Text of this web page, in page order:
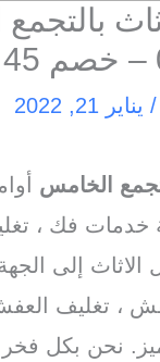
بالتجمع
/ يناير 21, 2022
الخامس
خدمات فك ،
إلى الجهة
، تغليف
نحن بكل